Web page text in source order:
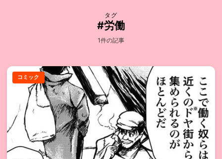
タグ
#労働
1件の記事
コミック